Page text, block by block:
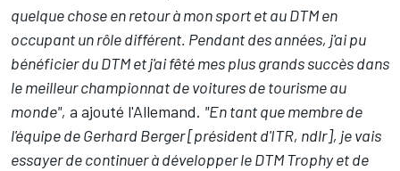
quelque chose en retour à mon sport et au DTM en
occupant un rôle différent. Pendant des années, j'ai pu
bénéficier du DTM et j'ai fêté mes plus grands succès dans
le meilleur championnat de voitures de tourisme au
monde", a ajouté l'Allemand. "En tant que membre de
l'équipe de Gerhard Berger [président d'ITR, ndlr], je vais
essayer de continuer à développer le DTM Trophy et de